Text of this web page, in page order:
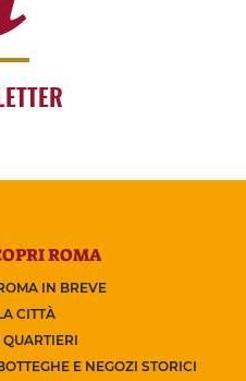
ROMA
IN BREVE
CITTÀ
QUARTIERI
E NEGOZI STORICI